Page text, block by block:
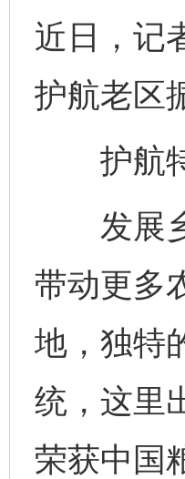
近日，记
护航老区
护航特
发展乡
带动更多
地，独特
统，这里
荣获中国